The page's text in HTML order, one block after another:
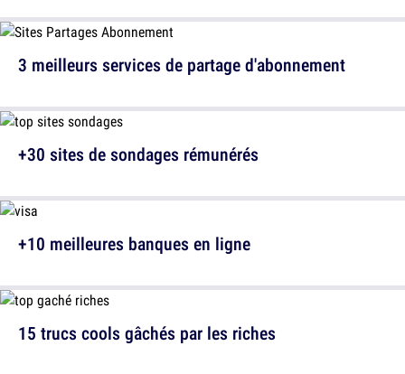
3 meilleurs services de partage d'abonnement
+10 meilleures banques en ligne
+30 sites de sondages rémunérés
15 trucs cools gâchés par les riches